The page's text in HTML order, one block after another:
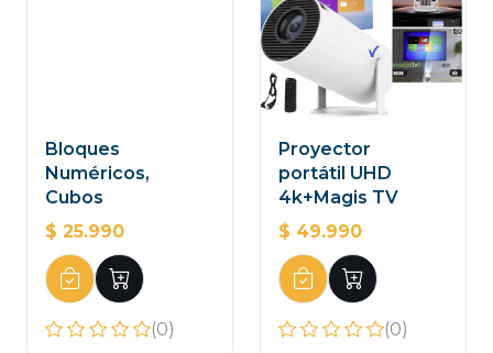
Bloques
Numéricos,
Cubos
$ 25.990
(0)
Proyector
portátil UHD
4k+Magis TV
$ 49.990
(0)